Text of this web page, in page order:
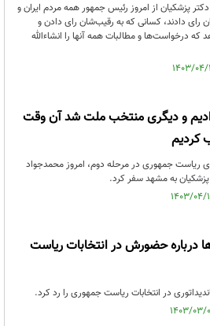
پزشکیان از امروز رئیس جمهور همه مردم ایران و
رای دادند، کسانی که به رقیب‌شان رای دادن و
که درخواست‌ها و مطالبات همه آنها را انشاءالله
و دیگری منتخب ملت شد آن وقت
کردیم
ریاست جمهوری در مرحله دوم، امروز محمدجواد
به مشهد سفر کرد.
درباره حضورش در انتخابات ریاست
در انتخابات ریاست جمهوری را رد کرد.